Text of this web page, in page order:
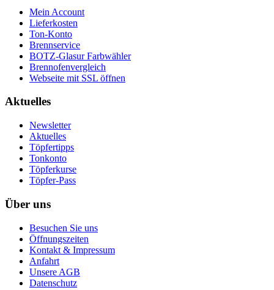
Mein Account
Lieferkosten
Ton-Konto
Brennservice
BOTZ-Glasur Farbwähler
Brennofenvergleich
Webseite mit SSL öffnen
Aktuelles
Newsletter
Aktuelles
Töpfertipps
Tonkonto
Töpferkurse
Töpfer-Pass
Über uns
Besuchen Sie uns
Öffnungszeiten
Kontakt & Impressum
Anfahrt
Unsere AGB
Datenschutz